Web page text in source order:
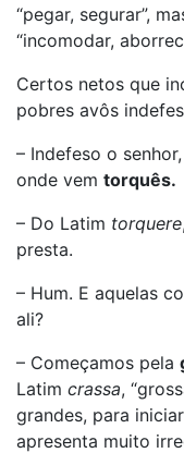
“pegar, segurar”,
“incomodar,
Certos netos que
pobres avôs
– Indefeso o
onde vem torquês.
– Do Latim torquere
presta.
– Hum. E aquelas
ali?
– Começamos pela
Latim crassa,
grandes, para
apresenta muito